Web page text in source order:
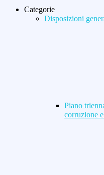
Categorie
Disposizioni
Piano
corruzione